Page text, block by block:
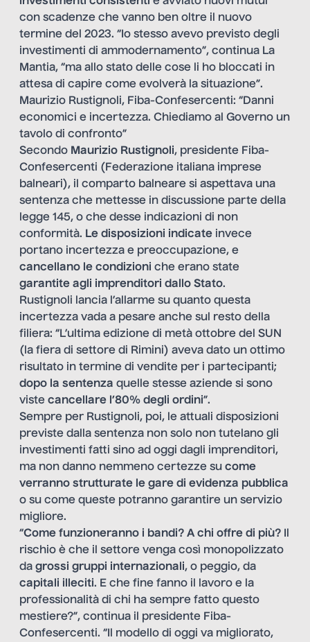
con scadenze che vanno ben oltre il nuovo
termine del 2023. “Io stesso avevo previsto degli
investimenti di ammodernamento”, continua La
Mantia, “ma allo stato delle cose li ho bloccati in
attesa di capire come evolverà la situazione”.
Maurizio Rustignoli, Fiba-Confesercenti: “Danni
economici e incertezza. Chiediamo al Governo un
tavolo di confronto”
Secondo Maurizio Rustignoli, presidente Fiba-
Confesercenti (Federazione italiana imprese
balneari), il comparto balneare si aspettava una
sentenza che mettesse in discussione parte della
legge 145, o che desse indicazioni di non
conformità. Le disposizioni indicate invece
portano incertezza e preoccupazione, e
cancellano le condizioni che erano state
garantite agli imprenditori dallo Stato.
Rustignoli lancia l’allarme su quanto questa
incertezza vada a pesare anche sul resto della
filiera: “L’ultima edizione di metà ottobre del SUN
(la fiera di settore di Rimini) aveva dato un ottimo
risultato in termine di vendite per i partecipanti;
dopo la sentenza quelle stesse aziende si sono
viste cancellare l’80% degli ordini”.
Sempre per Rustignoli, poi, le attuali disposizioni
previste dalla sentenza non solo non tutelano gli
investimenti fatti sino ad oggi dagli imprenditori,
ma non danno nemmeno certezze su come
verranno strutturate le gare di evidenza pubblica
o su come queste potranno garantire un servizio
migliore.
“Come funzioneranno i bandi? A chi offre di più? Il
rischio è che il settore venga così monopolizzato
da grossi gruppi internazionali, o peggio, da
capitali illeciti. E che fine fanno il lavoro e la
professionalità di chi ha sempre fatto questo
mestiere?”, continua il presidente Fiba-
Confesercenti. “Il modello di oggi va migliorato,